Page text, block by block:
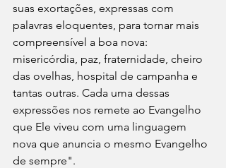
suas exortações, expressas com
palavras eloquentes, para tornar mais
compreensível a boa nova:
misericórdia, paz, fraternidade, cheiro
das ovelhas, hospital de campanha e
tantas outras. Cada uma dessas
expressões nos remete ao Evangelho
que Ele viveu com uma linguagem
nova que anuncia o mesmo Evangelho
de sempre".